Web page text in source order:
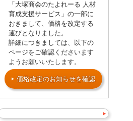
「大塚商会のたよれーる 人材
育成支援サービス」の一部に
おきまして、価格を改定する
運びとなりました。
詳細につきましては、以下の
ページをご確認くださいます
ようお願いいたします。
価格改定のお知らせを確認